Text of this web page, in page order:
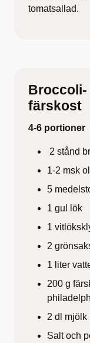
tomatsallad.
Broccoli-
färskost
4-6 portioner
2 stånd
1-2 msk
5
1 gul lök
1
2
1 liter
200 g
2 dl mjölk
Salt och